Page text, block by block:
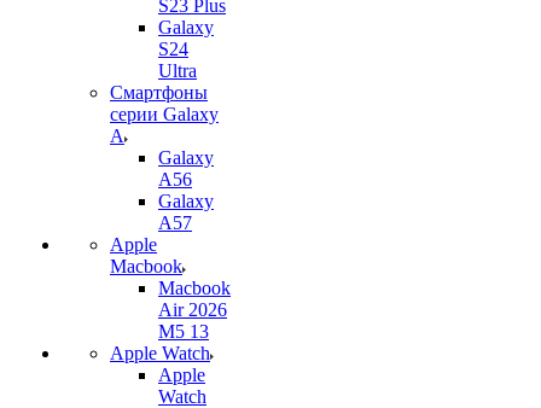
S23 Plus
Galaxy
S24
Ultra
Смартфоны
серии Galaxy
A
Galaxy
A56
Galaxy
A57
Apple
Macbook
Macbook
Air 2026
M5 13
Apple Watch
Apple
Watch